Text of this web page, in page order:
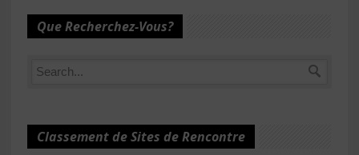
Que Recherchez-Vous?
Classement de Sites de Rencontre